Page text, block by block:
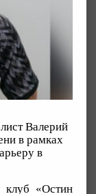
Валерий
в рамках
в
клуб «Остин